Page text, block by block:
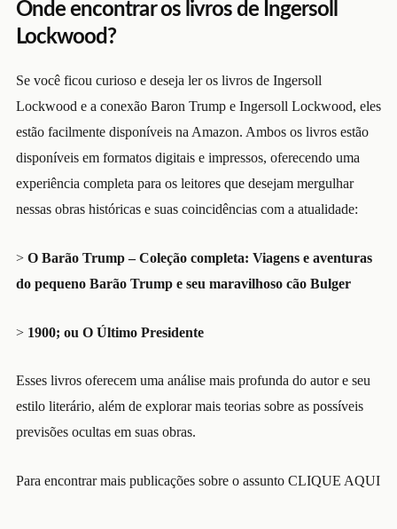
Onde encontrar os livros de Ingersoll
Lockwood?
Se você ficou curioso e deseja ler os livros de Ingersoll
Lockwood e a conexão Baron Trump e Ingersoll Lockwood, eles
estão facilmente disponíveis na Amazon. Ambos os livros estão
disponíveis em formatos digitais e impressos, oferecendo uma
experiência completa para os leitores que desejam mergulhar
nessas obras históricas e suas coincidências com a atualidade:
> O Barão Trump – Coleção completa: Viagens e aventuras
do pequeno Barão Trump e seu maravilhoso cão Bulger
> 1900; ou O Último Presidente
Esses livros oferecem uma análise mais profunda do autor e seu
estilo literário, além de explorar mais teorias sobre as possíveis
previsões ocultas em suas obras.
Para encontrar mais publicações sobre o assunto CLIQUE AQUI